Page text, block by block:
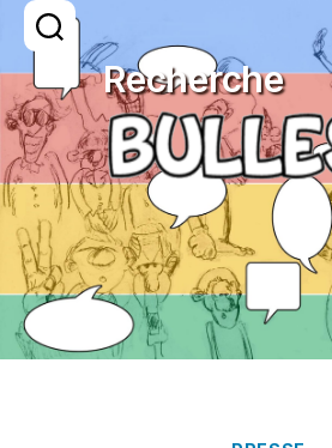
Recherche
Mois :juin